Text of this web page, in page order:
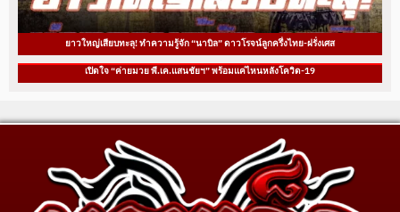
ยาวใหญ่เสียบทะลุ! ทำความรู้จัก “นาบิล” ดาวโรจน์ลูกครึ่งไทย-ฝรั่งเศส
เปิดใจ “ค่ายมวย พี.เค.แสนชัยฯ” พร้อมแค่ไหนหลังโควิด-19